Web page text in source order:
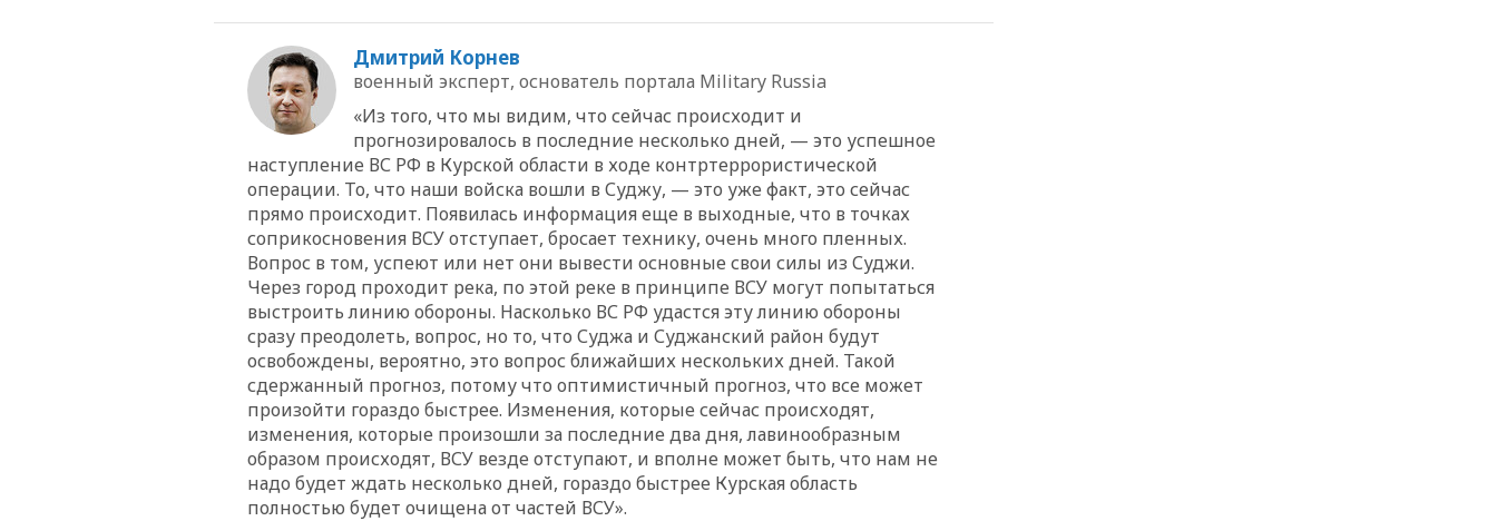
посещать Армению
20:35ПВО за день сбила еще
281 украинский беспилотник
над Россией
20:27Ямпольская призвала
оптимизировать олимпиады
для поступления в вузы
20:15Минтранс предложил
оплачивать защиту дорог от
БПЛА из средств на ремонт
20:00Зеленский 8 августа
посетит Сербию с
официальным визитом
19:58В Госдуму будет внесен
законопроект об отмене ЕГЭ
19:50Аэропорты Сочи и
Ярославля приостановили
Дмитрий Корнев
военный эксперт, основатель портала Military Russia
«Из того, что мы видим, что сейчас происходит и
прогнозировалось в последние несколько дней, — это успешное
наступление ВС РФ в Курской области в ходе контртеррористической
операции. То, что наши войска вошли в Суджу, — это уже факт, это сейчас
прямо происходит. Появилась информация еще в выходные, что в точках
соприкосновения ВСУ отступает, бросает технику, очень много пленных.
Вопрос в том, успеют или нет они вывести основные свои силы из Суджи.
Через город проходит река, по этой реке в принципе ВСУ могут попытаться
выстроить линию обороны. Насколько ВС РФ удастся эту линию обороны
сразу преодолеть, вопрос, но то, что Суджа и Суджанский район будут
освобождены, вероятно, это вопрос ближайших нескольких дней. Такой
сдержанный прогноз, потому что оптимистичный прогноз, что все может
произойти гораздо быстрее. Изменения, которые сейчас происходят,
изменения, которые произошли за последние два дня, лавинообразным
образом происходят, ВСУ везде отступают, и вполне может быть, что нам не
надо будет ждать несколько дней, гораздо быстрее Курская область
полностью будет очищена от частей ВСУ».